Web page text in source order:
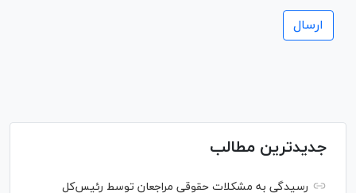
جدیدترین مطالب
رسیدگی به مشکلات حقوقی مراجعان توسط رئیس‌کل